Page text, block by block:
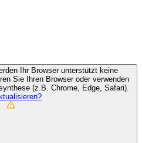
Ihr Browser unterstützt keine
Sie Ihren Browser oder verwenden
(z.B. Chrome, Edge, Safari).